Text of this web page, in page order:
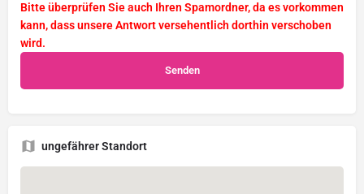
Bitte überprüfen Sie auch Ihren Spamordner, da es vorkommen
kann, dass unsere Antwort versehentlich dorthin verschoben
wird.
ungefährer Standort